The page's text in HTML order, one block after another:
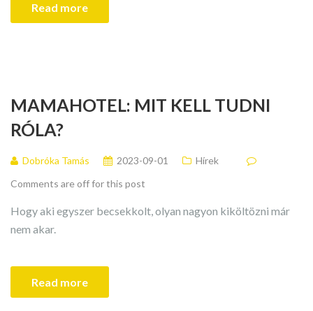
Read more
MAMAHOTEL: MIT KELL TUDNI
RÓLA?
Dobróka Tamás 2023-09-01
Hírek
Comments are off for this post
Hogy aki egyszer becsekkolt, olyan nagyon kiköltözni már
nem akar.
Read more